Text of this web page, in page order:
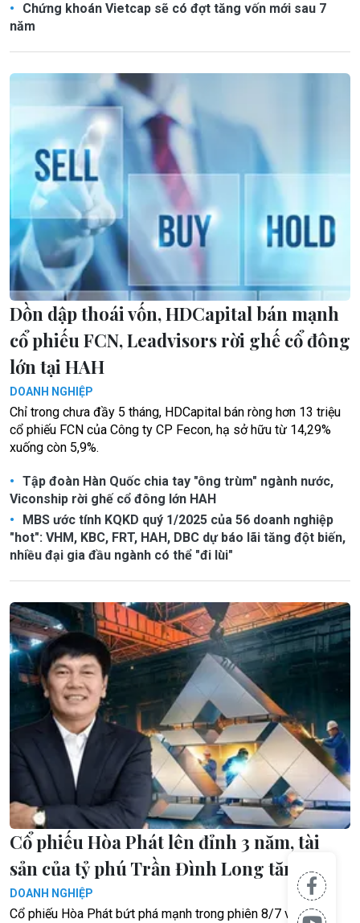
Chứng khoán Vietcap sẽ có đợt tăng vốn mới sau 7
năm
Dồn dập thoái vốn, HDCapital bán mạnh
cổ phiếu FCN, Leadvisors rời ghế cổ đông
lớn tại HAH
DOANH NGHIỆP
Chỉ trong chưa đầy 5 tháng, HDCapital bán ròng hơn 13 triệu
cổ phiếu FCN của Công ty CP Fecon, hạ sở hữu từ 14,29%
xuống còn 5,9%.
Tập đoàn Hàn Quốc chia tay "ông trùm" ngành nước,
Viconship rời ghế cổ đông lớn HAH
MBS ước tính KQKD quý 1/2025 của 56 doanh nghiệp
"hot": VHM, KBC, FRT, HAH, DBC dự báo lãi tăng đột biến,
nhiều đại gia đầu ngành có thể "đi lùi"
Cổ phiếu Hòa Phát lên đỉnh 3 năm, tài
sản của tỷ phú Trần Đình Long tăng vọt
DOANH NGHIỆP
Cổ phiếu Hòa Phát bứt phá mạnh trong phiên 8/7 với giao